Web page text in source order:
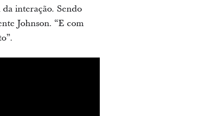
interação. Sendo
Johnson. “E com